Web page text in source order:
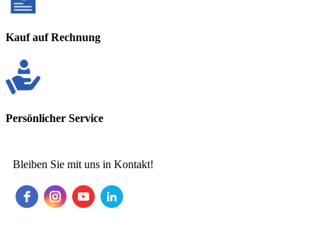
Kauf auf Rechnung
Persönlicher Service
Bleiben Sie mit uns in Kontakt!